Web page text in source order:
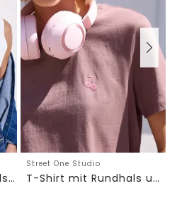
Basic Top mit Rundhals in Unifarbe
Street One Studio
T-Shirt mit Rundhals und Embroidery-Detail